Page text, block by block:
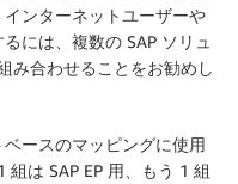
ンターネットユーザーや
には、複数の SAP ソリュ
み合わせることをお勧めし
ースのマッピングに使用
は SAP EP 用、もう 1 組